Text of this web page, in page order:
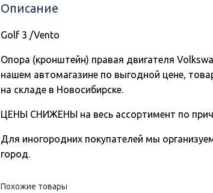
Описание
Golf 3 /Vento
Опора (кронштейн) правая двигателя
нашем автомагазине по выгодной цене,
на складе в Новосибирске.
ЦЕНЫ СНИЖЕНЫ на весь ассортимент по
Для иногородних покупателей мы
город.
Похожие товары